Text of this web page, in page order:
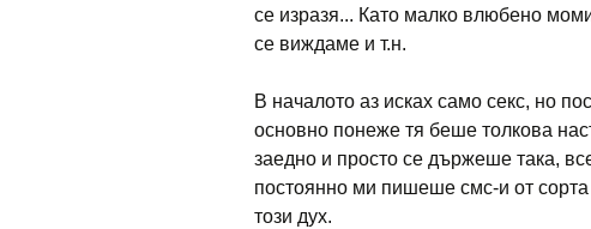
се изразя... Като малко влюбено
се виждаме и т.н.
В началото аз исках само секс, но
основно понеже тя беше толкова
заедно и просто се държеше така,
постоянно ми пишеше смс-и от
този дух.